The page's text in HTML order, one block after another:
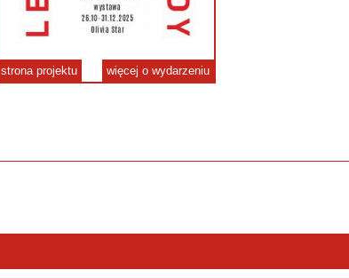
strona projektu więcej o wydarzeniu